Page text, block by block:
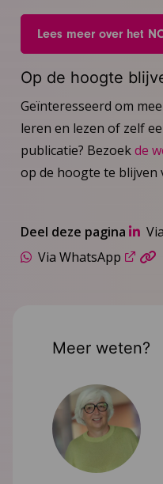
Lees meer over het
Op de hoogte
Geïnteresseerd om
leren en lezen of zelf
publicatie? Bezoekde
op de hoogte te blijven
Deel deze pagina
Via WhatsApp
Meer weten?